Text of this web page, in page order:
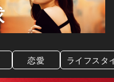
恋愛 ライフスタ